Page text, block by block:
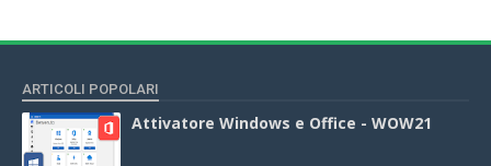
ARTICOLI POPOLARI
Attivatore Windows e Office - WOW21